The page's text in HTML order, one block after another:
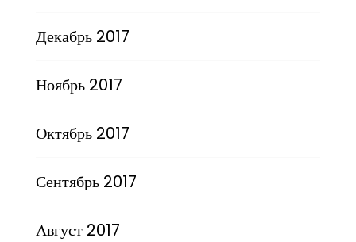
Декабрь 2017
Ноябрь 2017
Октябрь 2017
Сентябрь 2017
Август 2017